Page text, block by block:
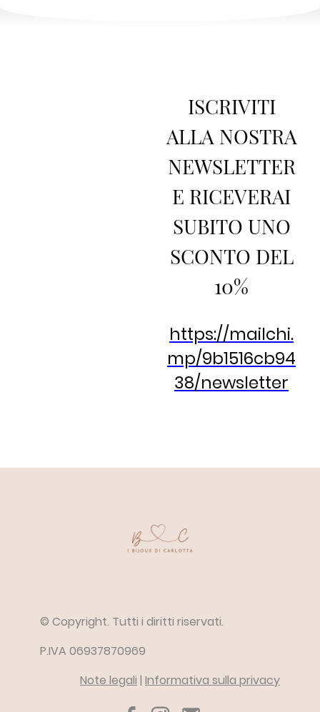
ISCRIVITI
ALLA NOSTRA
NEWSLETTER
E RICEVERAI
SUBITO UNO
SCONTO DEL
10%
https://mailchi.
mp/9b1516cb94
38/newsletter
© Copyright. Tutti i diritti riservati.
P.IVA 06937870969
Note legali | Informativa sulla privacy